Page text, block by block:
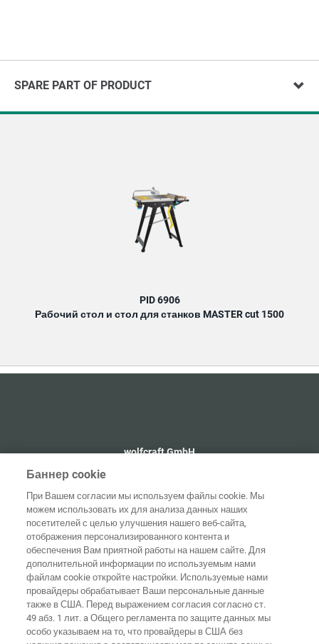
SPARE PART OF PRODUCT
PID 6906
Рабочий стол и стол для станков MASTER cut 1500
wolfcraft GmbH
Wolffstraße 1
56746 Kempenich
Домашняя
страница Контакты
Выходные Защита
Баннер cookie
При Вашем согласии мы используем файлы cookie. Мы
можем использовать их для анализа данных наших
посетителей с целью улучшения нашего веб-сайта,
отображения персонализированного контента и
обеспечения Вам приятной работы на нашем сайте. Для
дополнительной информации по используемым нами
файлам cookie откройте настройки. Используемые нами
провайдеры обрабатывает Ваши персональные данные
также в США. Перед выражением согласия согласно ст.
49 абз. 1 лит. a Общего регламента по защите данных мы
особо указываем на то, что провайдеры в США без